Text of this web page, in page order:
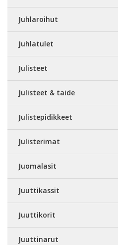
Juhlaroihut
Juhlatulet
Julisteet
Julisteet & taide
Julistepidikkeet
Julisterimat
Juomalasit
Juuttikassit
Juuttikorit
Juuttinarut